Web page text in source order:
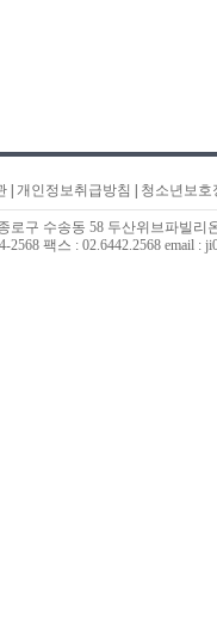
개인정보취급방침 청소년보호
로구 수송동 58 두산위브파빌리
2568 팩스 : 02.6442.2568 email :